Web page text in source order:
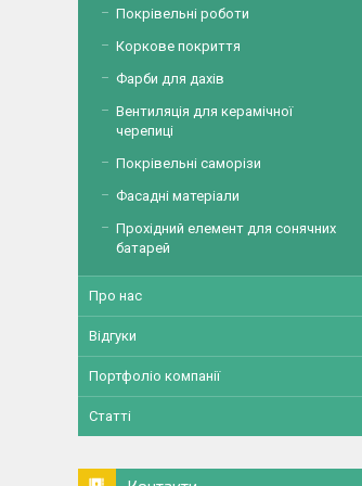
Покрівельні роботи
Коркове покриття
Фарби для дахів
Вентиляція для керамічної
черепиці
Покрівельні саморізи
Фасадні матеріали
Прохідний елемент для сонячних
батарей
Про нас
Відгуки
Портфоліо компанії
Статті